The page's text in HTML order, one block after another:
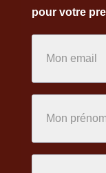
pour votre